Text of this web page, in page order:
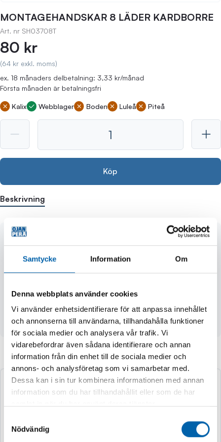
Samtycke Information Om
Denna webbplats använder cookies
Vi använder enhetsidentifierare för att anpassa innehållet
och annonserna till användarna, tillhandahålla funktioner
för sociala medier och analysera vår trafik. Vi
vidarebefordrar även sådana identifierare och annan
information från din enhet till de sociala medier och
annons- och analysföretag som vi samarbetar med.
Dessa kan i sin tur kombinera informationen med annan
information som du har tillhandahållit eller som de har
Nödvändig
MONTAGEHANDSKAR 8 LÄDER KARDBORRE
Art. nr SH03708T
80 kr
(64 kr exkl. moms)
ex. 18 månaders delbetalning: 3,33 kr/månad
Första månaden är betalningsfri
Kalix Webblager Boden Luleå Piteå
Köp
Beskrivning
- 45% läder, 55% polyester
- baksidan av handen är polyester spandex
- justerbar neopren-mudd för ökad komfort
Användningsområden:
- passar monteringsarbeten och som allmän handske
Andra köpte även